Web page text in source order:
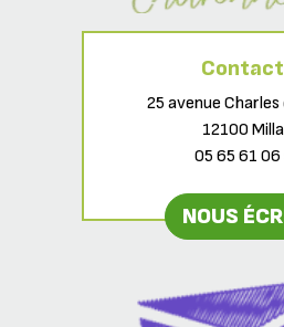
25 avenue Charles
12100
05 65 61 06
NOUS